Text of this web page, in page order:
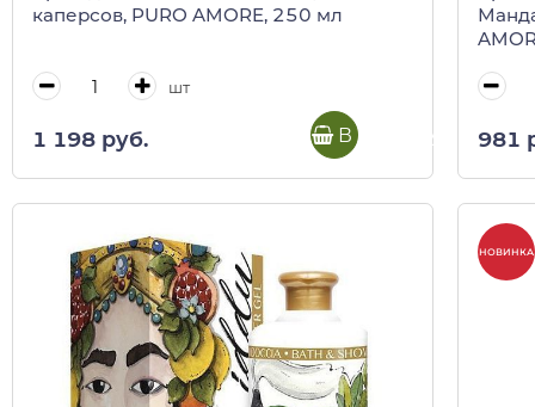
каперсов, PURO AMORE, 250 мл
шт
1 198 руб. В корзину 981
НОВИНКА